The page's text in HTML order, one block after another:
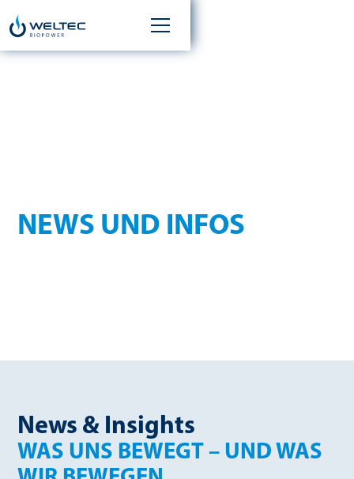
NEWS UND INFOS
News & Insights
WAS UNS BEWEGT – UND WAS